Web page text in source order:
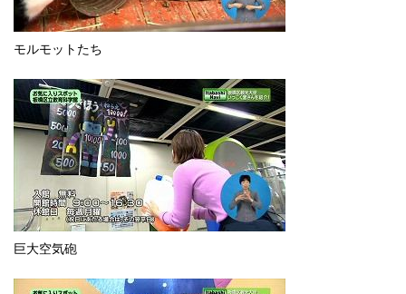
モルモットたち
巨大空気砲